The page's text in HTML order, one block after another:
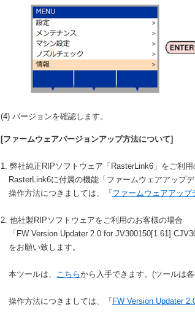
(4) バージョンを確認します。
[ファームウェアバージョンアップ方法について]
1. 弊社純正RIPソフトウェア「RasterLink6」をご利
RasterLink6に付属の機能「ファームウェアアップ
操作方法につきましては、『ファームウェアアッ
2. 他社製RIPソフトウェアをご利用のお客様の場合
「FW Version Updater 2.0 for JV300150[1.61]
をお願い致します。
本ツールは、 こちらから入手できます。(ツールは
操作方法につきましては、『 FW Version Updater